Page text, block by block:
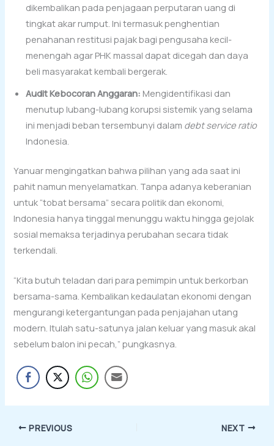
dikembalikan pada penjagaan perputaran uang di
tingkat akar rumput. Ini termasuk penghentian
penahanan restitusi pajak bagi pengusaha kecil-
menengah agar PHK massal dapat dicegah dan daya
beli masyarakat kembali bergerak.
Audit Kebocoran Anggaran: Mengidentifikasi dan
menutup lubang-lubang korupsi sistemik yang selama
ini menjadi beban tersembunyi dalam debt service ratio
Indonesia.
Yanuar mengingatkan bahwa pilihan yang ada saat ini
pahit namun menyelamatkan. Tanpa adanya keberanian
untuk “tobat bersama” secara politik dan ekonomi,
Indonesia hanya tinggal menunggu waktu hingga gejolak
sosial memaksa terjadinya perubahan secara tidak
terkendali.
“Kita butuh teladan dari para pemimpin untuk berkorban
bersama-sama. Kembalikan kedaulatan ekonomi dengan
mengurangi ketergantungan pada penjajahan utang
modern. Itulah satu-satunya jalan keluar yang masuk akal
sebelum balon ini pecah,” pungkasnya.
PREVIOUS NEXT